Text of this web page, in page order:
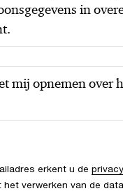
in
mij opnemen over
erkent u de
verwerken van de